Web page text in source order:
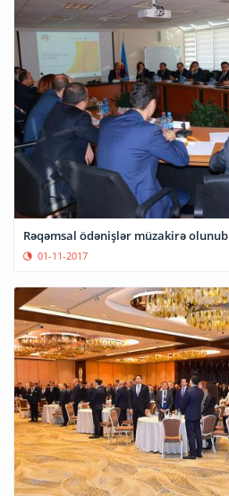
Rəqəmsal ödənişlər müzakirə olunub
01-11-2017